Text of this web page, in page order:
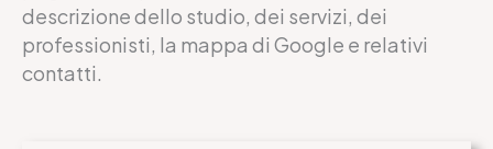
descrizione dello studio, dei servizi, dei
professionisti, la mappa di Google e relativi
contatti.